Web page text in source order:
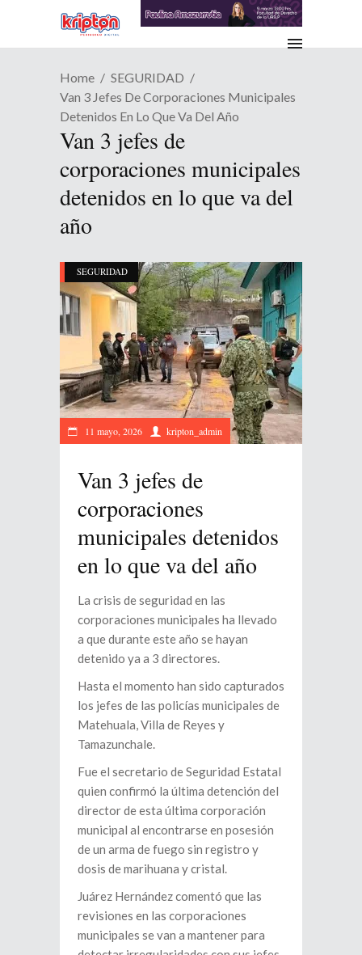
Home
SEGURIDAD
Van 3 Jefes De Corporaciones Municipales
Detenidos En Lo Que Va Del Año
Van 3 jefes de
corporaciones municipales
detenidos en lo que va del
año
SEGURIDAD
11 mayo, 2026 kripton_admin
Van 3 jefes de
corporaciones
municipales detenidos
en lo que va del año
La crisis de seguridad en las
corporaciones municipales ha llevado
a que durante este año se hayan
detenido ya a 3 directores.
Hasta el momento han sido capturados
los jefes de las policías municipales de
Matehuala, Villa de Reyes y
Tamazunchale.
Fue el secretario de Seguridad Estatal
quien confirmó la última detención del
director de esta última corporación
municipal al encontrarse en posesión
de un arma de fuego sin registro y
dosis de marihuana y cristal.
Juárez Hernández comentó que las
revisiones en las corporaciones
municipales se van a mantener para